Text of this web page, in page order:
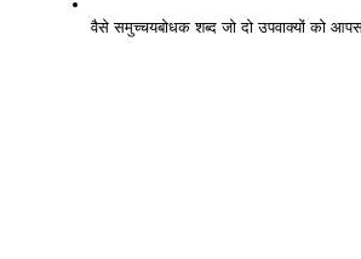
वैसे समुच्चयबोधक शब्द जो दो उपवाक्यों को